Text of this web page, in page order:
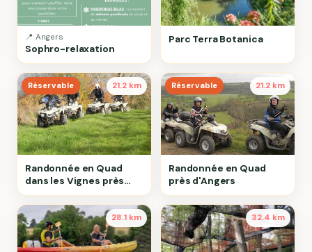
📍 Angers
Sophro-relaxation
Parc Terra Botanica
Réservable 21.2 km
Randonnée en Quad
dans les Vignes près
d'Angers
Réservable 21.2 km
Randonnée en Quad
près d'Angers
28.1 km 32.4 km